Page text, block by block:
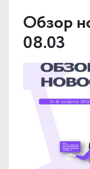
Обзор
08.03